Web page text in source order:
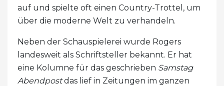
auf und spielte oft einen Country-Trottel, um
über die moderne Welt zu verhandeln.
Neben der Schauspielerei wurde Rogers
landesweit als Schriftsteller bekannt. Er hat
eine Kolumne für das geschrieben Samstag
Abendpostdas lief in Zeitungen im ganzen